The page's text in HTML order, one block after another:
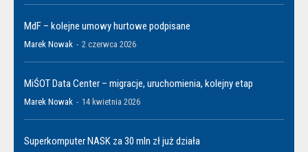
MdF – kolejne umowy hurtowe podpisane
Marek Nowak - 2 czerwca 2026
MiŚOT Data Center – migracje, uruchomienia, kolejny etap
Marek Nowak - 14 kwietnia 2026
Superkomputer NASK za 30 mln zł już działa